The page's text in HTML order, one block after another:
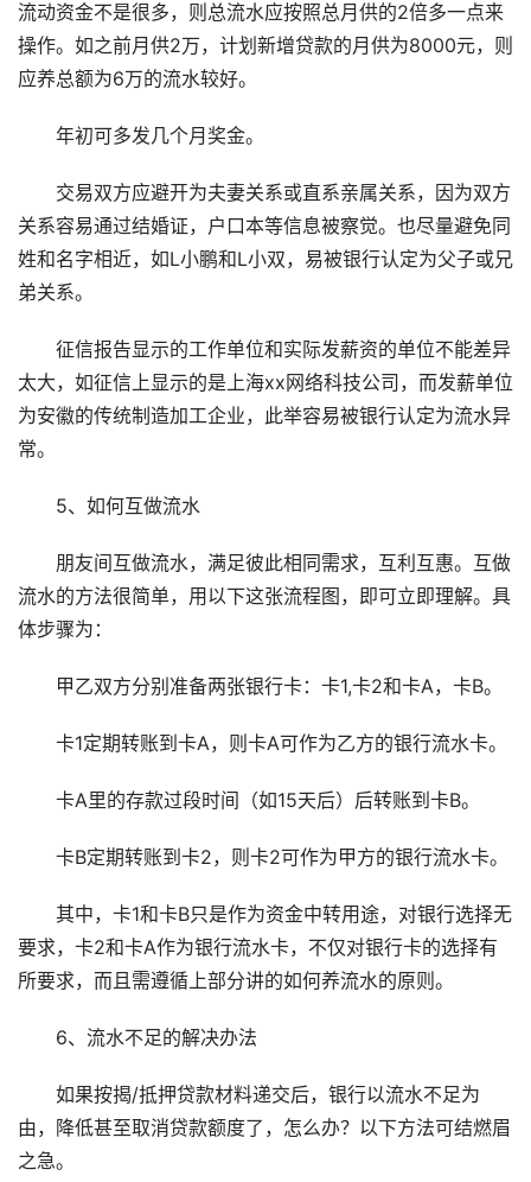
流动资金不是很多，则总流水应按照总月供的2倍多一点来
操作。如之前月供2万，计划新增贷款的月供为8000元，则
应养总额为6万的流水较好。
年初可多发几个月奖金。
交易双方应避开为夫妻关系或直系亲属关系，因为双方
关系容易通过结婚证，户口本等信息被察觉。也尽量避免同
姓和名字相近，如L小鹏和L小双，易被银行认定为父子或兄
弟关系。
征信报告显示的工作单位和实际发薪资的单位不能差异
太大，如征信上显示的是上海xx网络科技公司，而发薪单位
为安徽的传统制造加工企业，此举容易被银行认定为流水异
常。
5、如何互做流水
朋友间互做流水，满足彼此相同需求，互利互惠。互做
流水的方法很简单，用以下这张流程图，即可立即理解。具
体步骤为：
甲乙双方分别准备两张银行卡：卡1,卡2和卡A，卡B。
卡1定期转账到卡A，则卡A可作为乙方的银行流水卡。
卡A里的存款过段时间（如15天后）后转账到卡B。
卡B定期转账到卡2，则卡2可作为甲方的银行流水卡。
其中，卡1和卡B只是作为资金中转用途，对银行选择无
要求，卡2和卡A作为银行流水卡，不仅对银行卡的选择有
所要求，而且需遵循上部分讲的如何养流水的原则。
6、流水不足的解决办法
如果按揭/抵押贷款材料递交后，银行以流水不足为
由，降低甚至取消贷款额度了，怎么办？以下方法可结燃眉
之急。